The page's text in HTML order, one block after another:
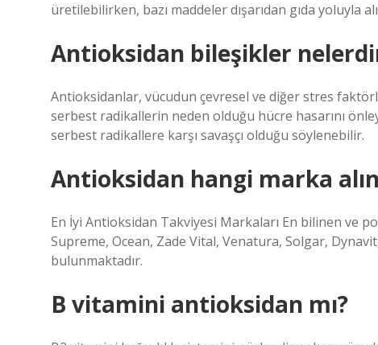
üretilebilirken, bazı maddeler dışarıdan gıda yoluyla
Antioksidan bileşikler
Antioksidanlar, vücudun çevresel ve diğer stres
serbest radikallerin neden olduğu hücre hasarını
serbest radikallere karşı savaşçı olduğu söylenebilir.
Antioksidan hangi marka
En İyi Antioksidan Takviyesi Markaları En bilinen ve
Supreme, Ocean, Zade Vital, Venatura, Solgar,
bulunmaktadır.
B vitamini antioksidan mı?